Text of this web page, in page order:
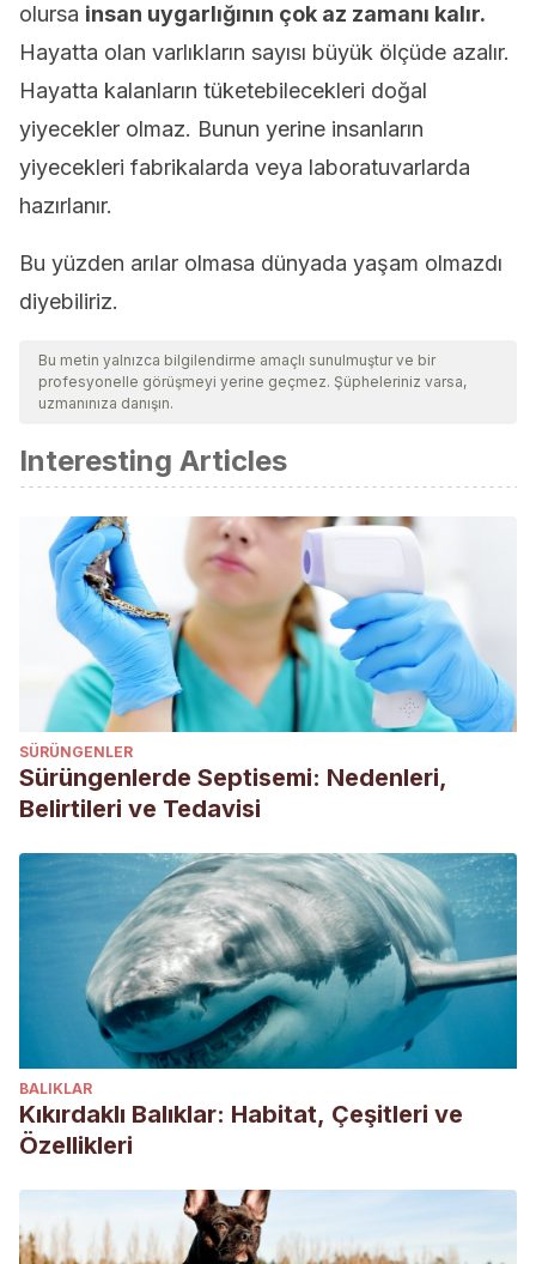
olursa insan uygarlığının çok az zamanı kalır.
Hayatta olan varlıkların sayısı büyük ölçüde azalır.
Hayatta kalanların tüketebilecekleri doğal
yiyecekler olmaz. Bunun yerine insanların
yiyecekleri fabrikalarda veya laboratuvarlarda
hazırlanır.
Bu yüzden arılar olmasa dünyada yaşam olmazdı
diyebiliriz.
Bu metin yalnızca bilgilendirme amaçlı sunulmuştur ve bir
profesyonelle görüşmeyi yerine geçmez. Şüpheleriniz varsa,
uzmanınıza danışın.
Interesting Articles
SÜRÜNGENLER
Sürüngenlerde Septisemi: Nedenleri,
Belirtileri ve Tedavisi
BALIKLAR
Kıkırdaklı Balıklar: Habitat, Çeşitleri ve
Özellikleri